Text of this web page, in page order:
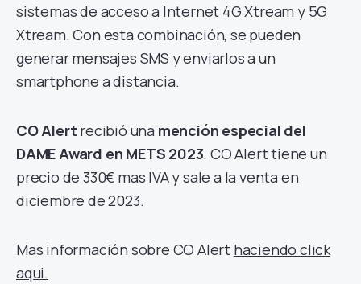
sistemas de acceso a Internet 4G Xtream y 5G
Xtream. Con esta combinación, se pueden
generar mensajes SMS y enviarlos a un
smartphone a distancia.
CO Alert recibió una mención especial del
DAME Award en METS 2023. CO Alert tiene un
precio de 330€ mas IVA y sale a la venta en
diciembre de 2023.
Mas información sobre CO Alert haciendo click
aqui.